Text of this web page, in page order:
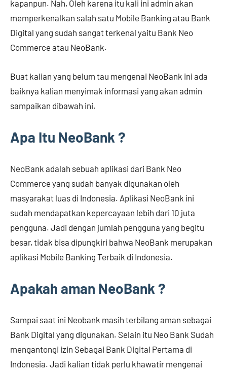
kapanpun. Nah, Oleh karena itu kali ini admin akan
memperkenalkan salah satu Mobile Banking atau Bank
Digital yang sudah sangat terkenal yaitu Bank Neo
Commerce atau NeoBank.
Buat kalian yang belum tau mengenai NeoBank ini ada
baiknya kalian menyimak informasi yang akan admin
sampaikan dibawah ini.
Apa Itu NeoBank ?
NeoBank adalah sebuah aplikasi dari Bank Neo
Commerce yang sudah banyak digunakan oleh
masyarakat luas di Indonesia. Aplikasi NeoBank ini
sudah mendapatkan kepercayaan lebih dari 10 juta
pengguna. Jadi dengan jumlah pengguna yang begitu
besar, tidak bisa dipungkiri bahwa NeoBank merupakan
aplikasi Mobile Banking Terbaik di Indonesia.
Apakah aman NeoBank ?
Sampai saat ini Neobank masih terbilang aman sebagai
Bank Digital yang digunakan. Selain itu Neo Bank Sudah
mengantongi izin Sebagai Bank Digital Pertama di
Indonesia. Jadi kalian tidak perlu khawatir mengenai